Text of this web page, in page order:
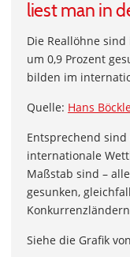
liest man in
Die Reallöhne
um 0,9 Prozent
bilden im
Quelle: Hans
Entsprechend
internationale
Maßstab sind –
gesunken,
Siehe die Grafik von